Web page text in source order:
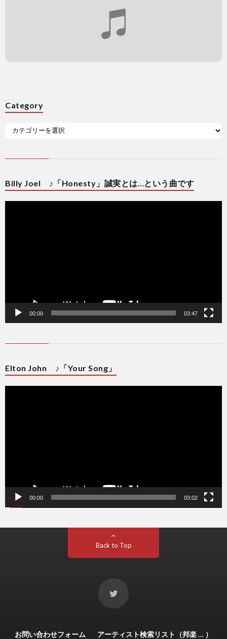
Category
Billy Joel ♪「Honesty」誠実とは…という曲です
動
00:00 03:47
Elton John ♪「Your Song」
動
00:00 03:02
Back to Top
お問い合わせフォーム アーティスト検索リスト（邦楽 … ）